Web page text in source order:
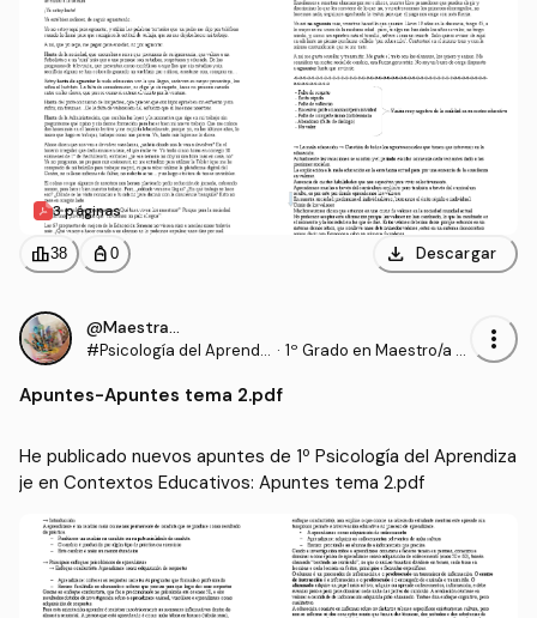
3 páginas
leaderboard38 personal_bag 0 download Descargar
@Maestrasu
#Psicología del Aprendi
ativos
· 1º Grado en Maestro/a d
more_vert
Apuntes-Apuntes tema 2.pdf
He publicado nuevos apuntes de 1º Psicología del Aprendiza
je en Contextos Educativos: Apuntes tema 2.pdf